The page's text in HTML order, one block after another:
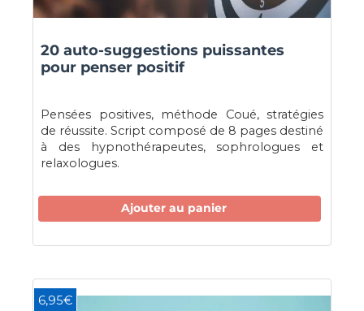
20 auto-suggestions puissantes
pour penser positif
Pensées positives, méthode Coué, stratégies
de réussite. Script composé de 8 pages destiné
à des hypnothérapeutes, sophrologues et
relaxologues.
Ajouter au panier
6,95€